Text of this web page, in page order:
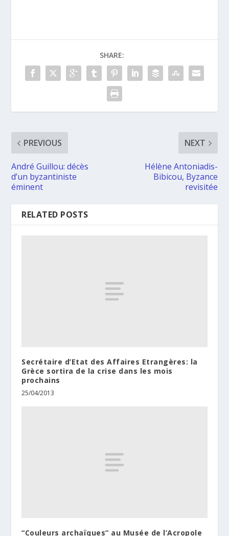
SHARE:
PREVIOUS
André Guillou: décès
d’un byzantiniste
éminent
NEXT
Hélène Antoniadis-
Bibicou, Byzance
revisitée
RELATED POSTS
Secrétaire d’Etat des Affaires Etrangères: la
Grèce sortira de la crise dans les mois
prochains
25/04/2013
“Couleurs archaïques” au Musée de l’Acropole